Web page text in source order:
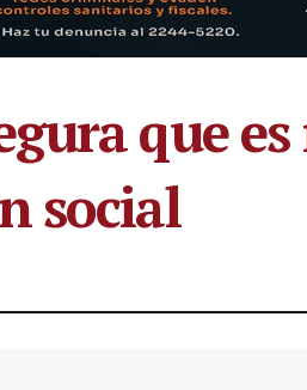
que
social